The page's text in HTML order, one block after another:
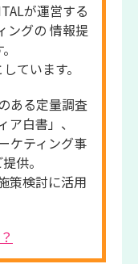
が運営する
ングの 情報提
ています。
ある定量調査
白書」、
ケティング事
供。
策検討に活用